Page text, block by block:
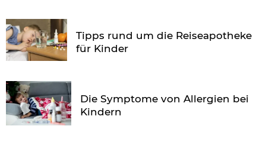
Tipps rund um die Reiseapotheke
für Kinder
Die Symptome von Allergien bei
Kindern